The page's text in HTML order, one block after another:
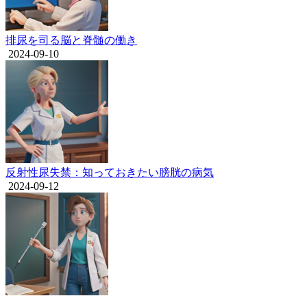
排尿を司る脳と脊髄の働き
2024-09-10
反射性尿失禁：知っておきたい膀胱の病気
2024-09-12